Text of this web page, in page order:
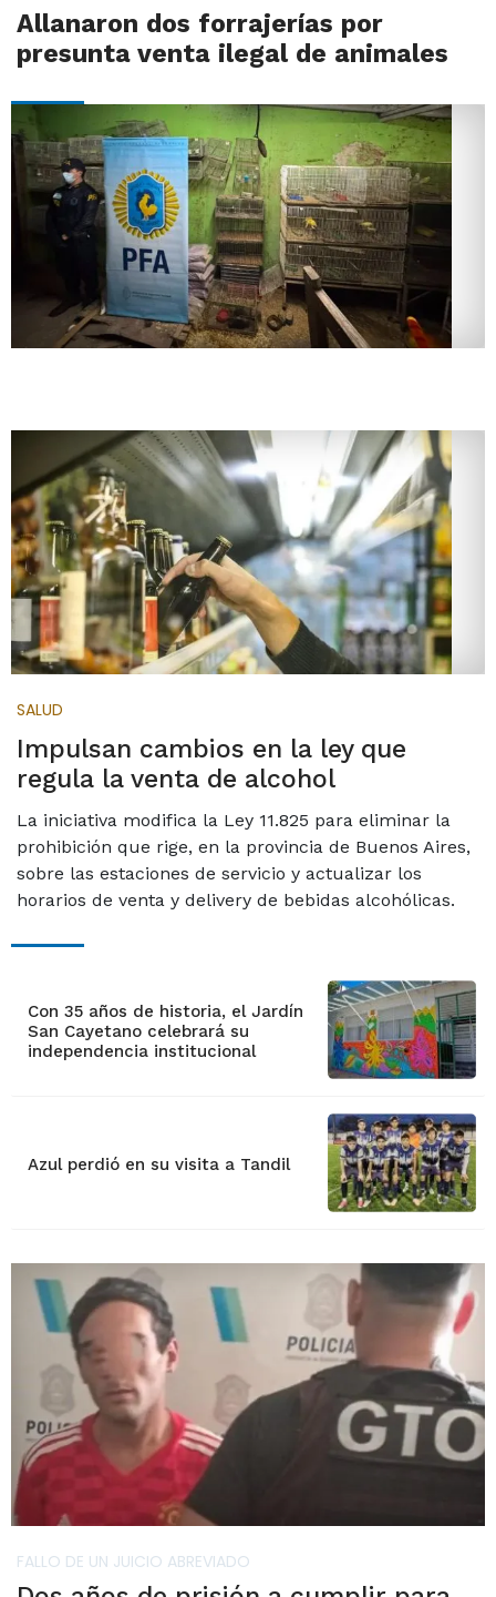
Allanaron dos forrajerías por
presunta venta ilegal de animales
SALUD
Impulsan cambios en la ley que
regula la venta de alcohol
La iniciativa modifica la Ley 11.825 para eliminar la
prohibición que rige, en la provincia de Buenos Aires,
sobre las estaciones de servicio y actualizar los
horarios de venta y delivery de bebidas alcohólicas.
Con 35 años de historia, el Jardín
San Cayetano celebrará su
independencia institucional
Azul perdió en su visita a Tandil
FALLO DE UN JUICIO ABREVIADO